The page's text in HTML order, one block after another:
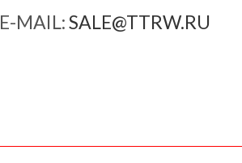
E-MAIL:SALE@TTRW.RU